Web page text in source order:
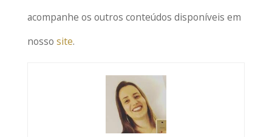
acompanhe os outros conteúdos disponíveis em
nosso site.